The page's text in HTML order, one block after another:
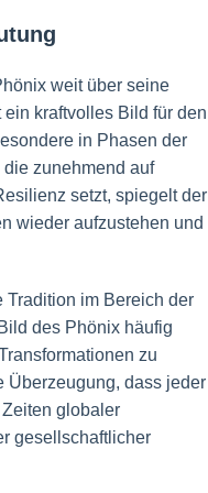
weit über seine
kraftvolles Bild für den
in Phasen der
zunehmend auf
setzt, spiegelt der
wieder aufzustehen und
Tradition im Bereich der
des Phönix häufig
zu
Überzeugung, dass jeder
globaler
gesellschaftlicher